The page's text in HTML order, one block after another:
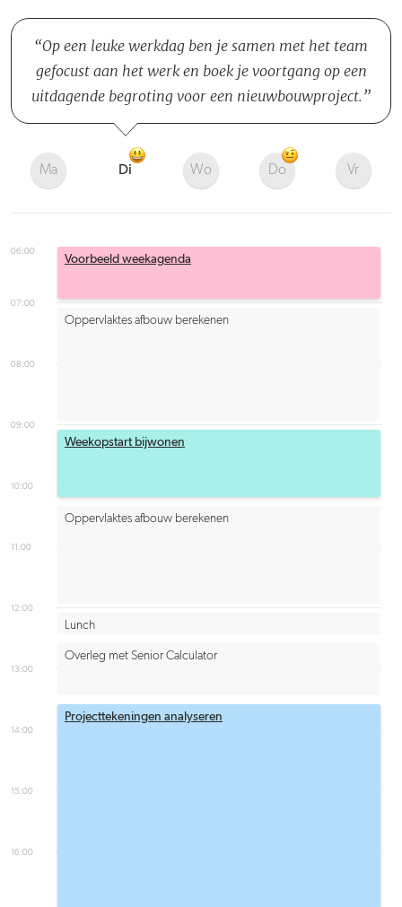
Op een leuke werkdag ben je samen met het team
gefocust aan het werk en boek je voortgang op een
uitdagende begroting voor een nieuwbouwproject.
Ma Di Wo Do Vr
06:00
07:00
08:00
09:00
10:00
11:00
12:00
13:00
14:00
15:00
16:00
Voorbeeld weekagenda
Oppervlaktes afbouw berekenen
Lunch
Overleg met Senior Calculator
Weekopstart bijwonen
Oppervlaktes afbouw berekenen
Projecttekeningen analyseren